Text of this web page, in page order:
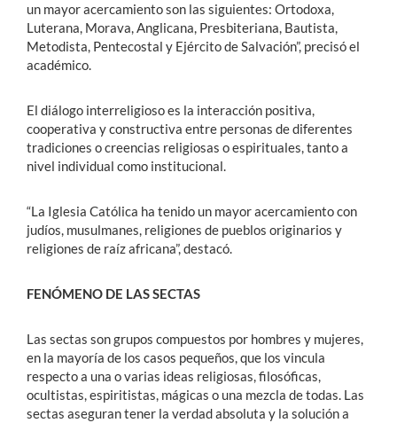
un mayor acercamiento son las siguientes: Ortodoxa,
Luterana, Morava, Anglicana, Presbiteriana, Bautista,
Metodista, Pentecostal y Ejército de Salvación”, precisó el
académico.
El diálogo interreligioso es la interacción positiva,
cooperativa y constructiva entre personas de diferentes
tradiciones o creencias religiosas o espirituales, tanto a
nivel individual como institucional.
“La Iglesia Católica ha tenido un mayor acercamiento con
judíos, musulmanes, religiones de pueblos originarios y
religiones de raíz africana”, destacó.
FENÓMENO DE LAS SECTAS
Las sectas son grupos compuestos por hombres y mujeres,
en la mayoría de los casos pequeños, que los vincula
respecto a una o varias ideas religiosas, filosóficas,
ocultistas, espiritistas, mágicas o una mezcla de todas. Las
sectas aseguran tener la verdad absoluta y la solución a